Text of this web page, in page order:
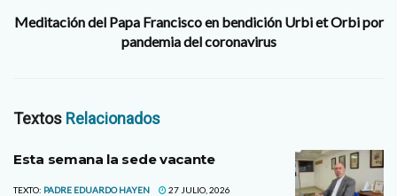
Meditación del Papa Francisco en bendición Urbi et Orbi por
pandemia del coronavirus
Textos Relacionados
Esta semana la sede vacante
TEXTO: PADRE EDUARDO HAYEN 27 JULIO, 2026